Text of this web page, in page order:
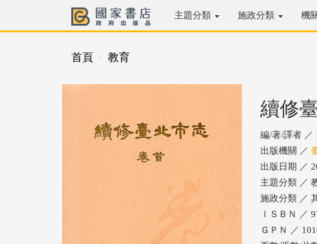
主題分類 施政分類 機
首頁 教育
續修
編/著/譯者 ／
出版機關 ／
出版日期 ／
主題分類 ／
施政分類 ／
ＩＳＢＮ ／
ＧＰＮ ／